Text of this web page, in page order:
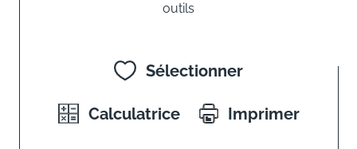
outils
Sélectionner
Calculatrice Imprimer